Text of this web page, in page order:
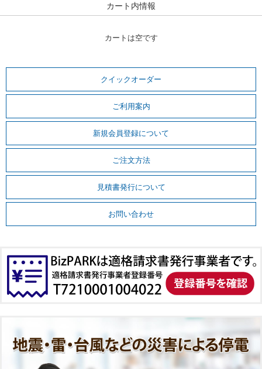
カート内情報
カートは空です
クイックオーダー
ご利用案内
新規会員登録について
ご注文方法
見積書発行について
お問い合わせ